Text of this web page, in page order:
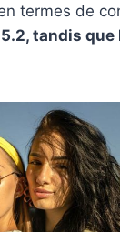
termes de
tandis